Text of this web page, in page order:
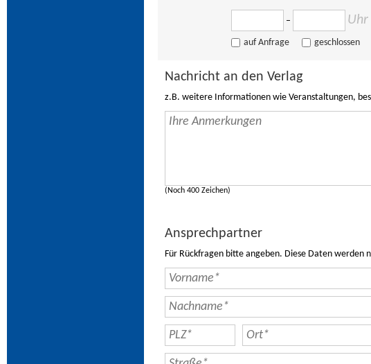
– Uhr
auf Anfrage geschlossen
Nachricht an den Verlag
z.B. weitere Informationen wie Veranstaltungen,
(Noch 400 Zeichen)
Ansprechpartner
Für Rückfragen bitte angeben. Diese Daten werden